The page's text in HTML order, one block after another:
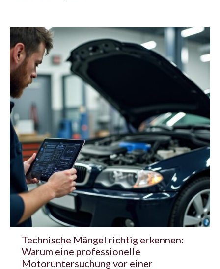
Technische Mängel richtig erkennen:
Warum eine professionelle
Motoruntersuchung vor einer